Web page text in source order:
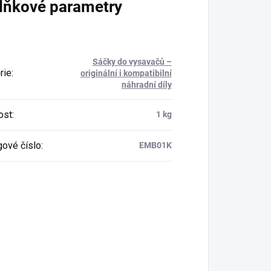
parametry
:
Sáčky do vysavačů –
originální i kompatibilní
náhradní díly
: 1 kg
číslo: EMB01K